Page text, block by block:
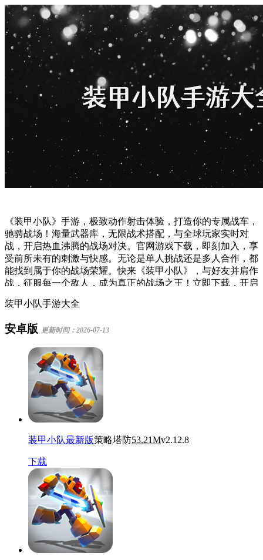
驰骋战场！海量武器库，无限战术搭配，与全球玩家实时对
战，开启热血沸腾的战场对决。官网游戏下载，即刻加入，享
受前所未有的刺激与快感。无论是单人挑战还是多人合作，都
能找到属于你的战场荣耀。快来《装甲小队》，与好友并肩作
战，征服每一个敌人，成为真正的战场之王！立即下载，开启
你的荣耀征途！
装甲小队手游大全
安卓版 更新时间：2026-07-13
装甲小队最新版策略塔防53.21Mv2.12.8
下载